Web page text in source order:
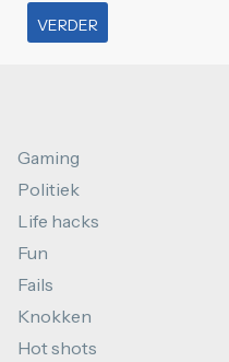
VERDER
Gaming
Politiek
Life hacks
Fun
Fails
Knokken
Hot shots